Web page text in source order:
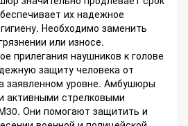
их надежное
Необходимо заменить
или износе.
прилегания наушников к голове
защиту человека от
заявленном уровне. Амбушюры
активными стрелковыми
Они помогают защитить и